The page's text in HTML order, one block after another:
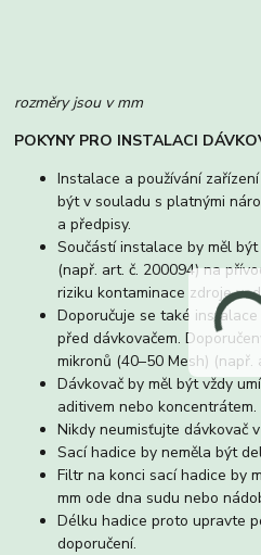
rozměry jsou v mm
POKYNY PRO INSTALACI
Instalace a používání
být v souladu s platnými
a předpisy.
Součástí instalace by měl
(např. art. č. 200094) na
riziku kontaminace zdroje
Doporučuje se také
před dávkovačem.
mikronů (40–50 Mesh) (např.
Dávkovač by měl být vždy
aditivem nebo koncentrátem.
Nikdy neumisťujte dávkovač
Sací hadice by neměla být
Filtr na konci sací hadice by
mm ode dna sudu nebo
Délku hadice proto upravte
doporučení.